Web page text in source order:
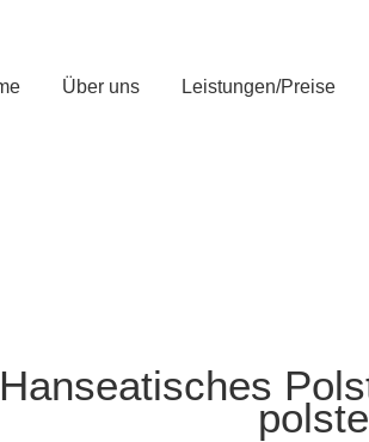
Über uns Leistungen/Preise